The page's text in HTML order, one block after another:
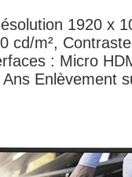
1920 x
cd/m²,
: Micro
Enlèvement